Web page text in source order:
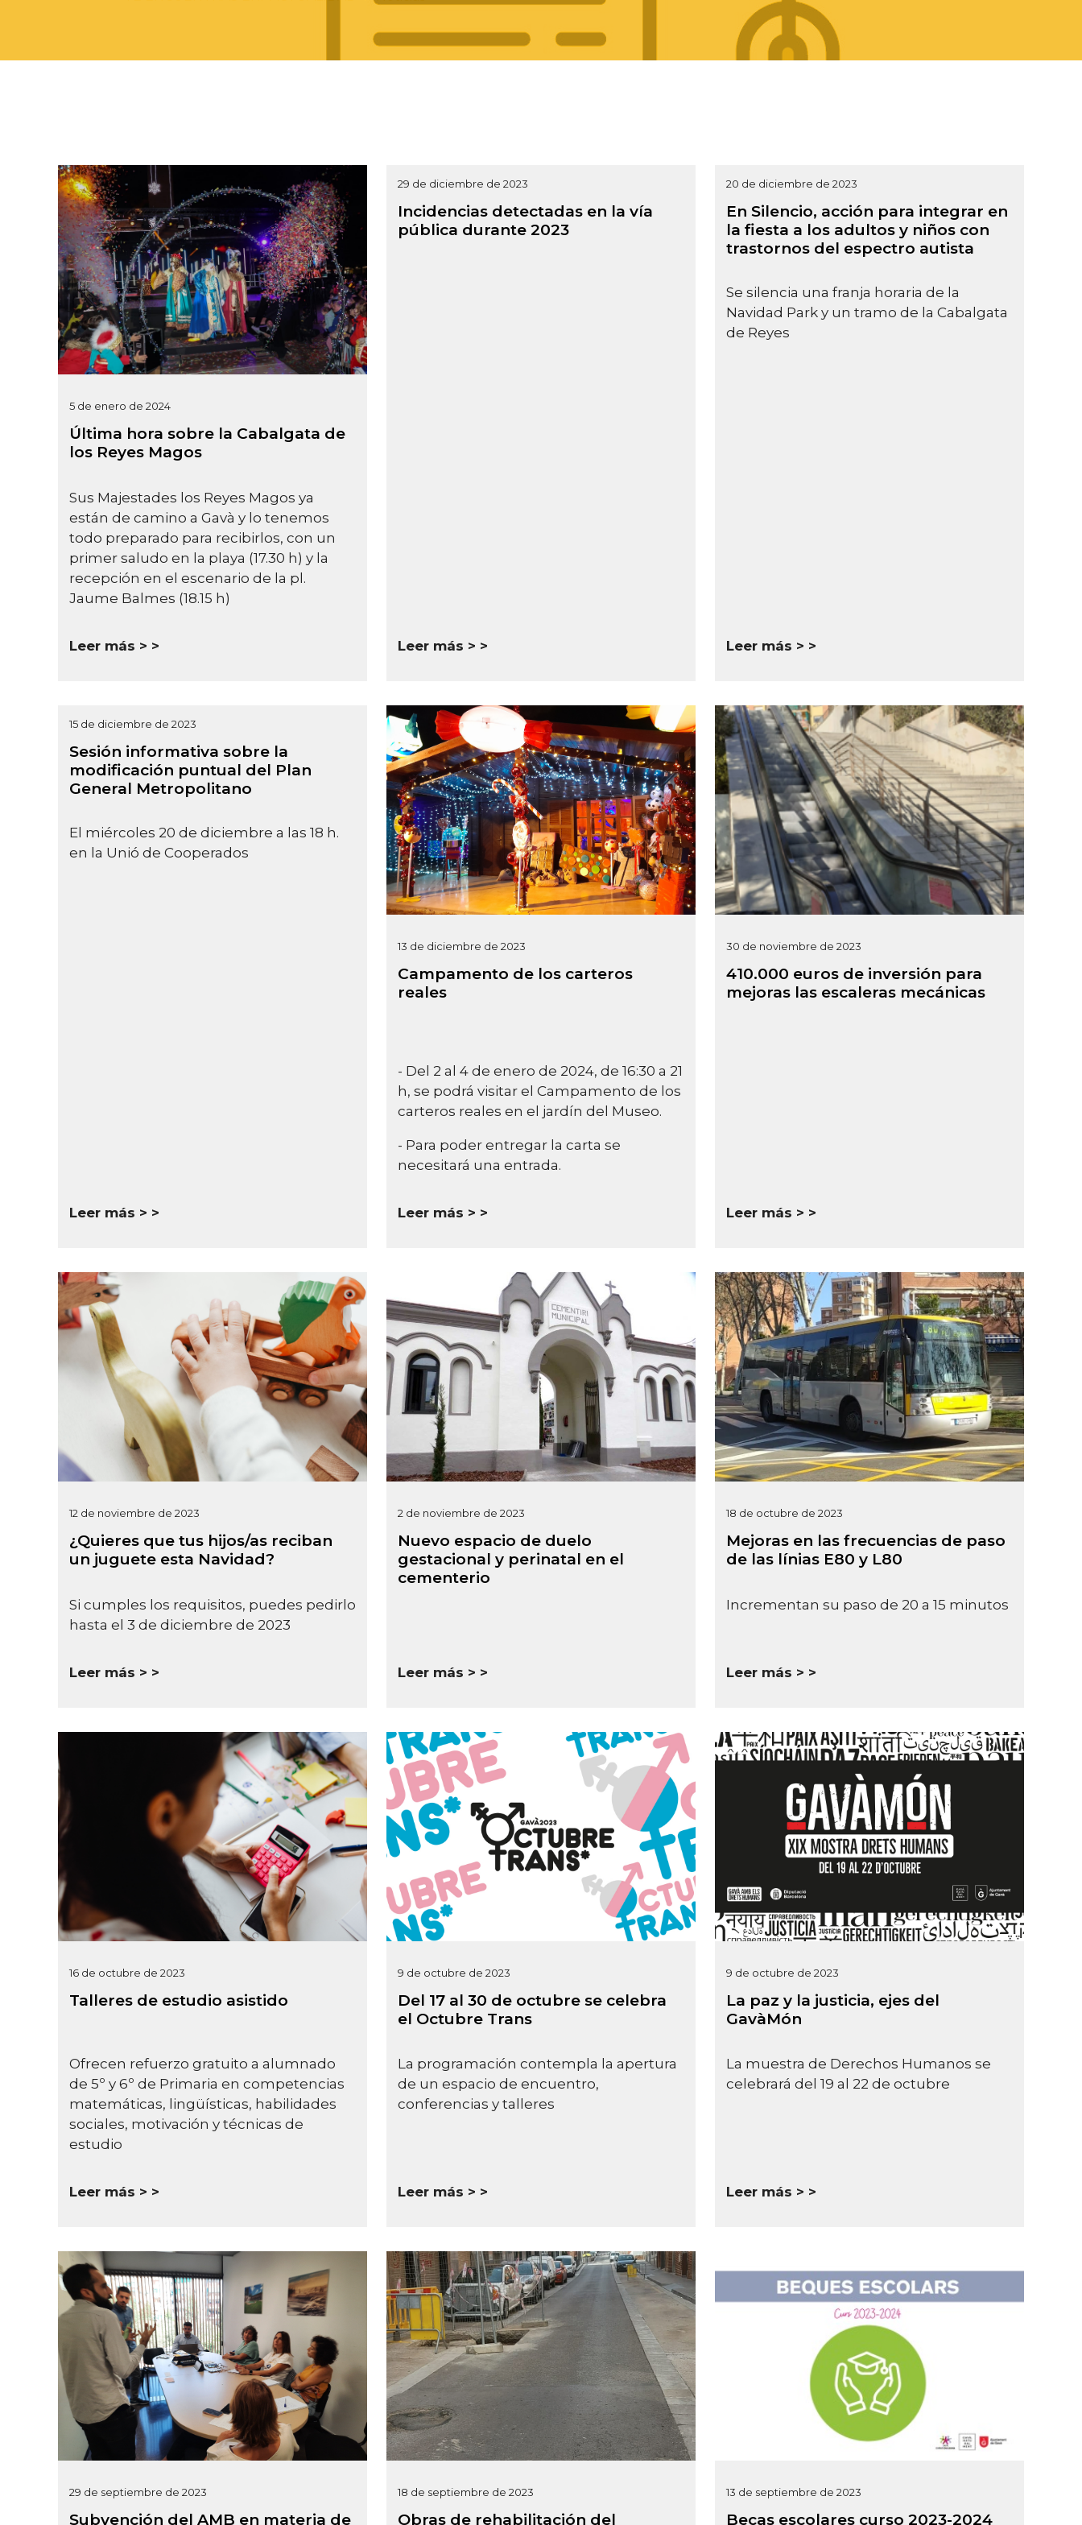
5 de enero de 2024
Última hora sobre la Cabalgata de
los Reyes Magos
Sus Majestades los Reyes Magos ya
están de camino a Gavà y lo tenemos
todo preparado para recibirlos, con un
primer saludo en la playa (17.30 h) y la
recepción en el escenario de la pl.
Jaume Balmes (18.15 h)
Leer más >
29 de diciembre de 2023
Incidencias detectadas en la vía
pública durante 2023
Leer más >
20 de diciembre de 2023
En Silencio, acción para integrar en
la fiesta a los adultos y niños con
trastornos del espectro autista
Se silencia una franja horaria de la
Navidad Park y un tramo de la Cabalgata
de Reyes
Leer más >
15 de diciembre de 2023
Sesión informativa sobre la
modificación puntual del Plan
General Metropolitano
El miércoles 20 de diciembre a las 18 h.
en la Unió de Cooperados
Leer más >
13 de diciembre de 2023
Campamento de los carteros
reales
- Del 2 al 4 de enero de 2024, de 16:30 a 21
h, se podrá visitar el Campamento de los
carteros reales en el jardín del Museo.
- Para poder entregar la carta se
necesitará una entrada.
Leer más >
30 de noviembre de 2023
410.000 euros de inversión para
mejoras las escaleras mecánicas
Leer más >
12 de noviembre de 2023
¿Quieres que tus hijos/as reciban
un juguete esta Navidad?
Si cumples los requisitos, puedes pedirlo
hasta el 3 de diciembre de 2023
Leer más >
2 de noviembre de 2023
Nuevo espacio de duelo
gestacional y perinatal en el
cementerio
Leer más >
18 de octubre de 2023
Mejoras en las frecuencias de paso
de las línias E80 y L80
Incrementan su paso de 20 a 15 minutos
Leer más >
16 de octubre de 2023
Talleres de estudio asistido
Ofrecen refuerzo gratuito a alumnado
de 5º y 6º de Primaria en competencias
matemáticas, lingüísticas, habilidades
sociales, motivación y técnicas de
estudio
Leer más >
9 de octubre de 2023
Del 17 al 30 de octubre se celebra
el Octubre Trans
La programación contempla la apertura
de un espacio de encuentro,
conferencias y talleres
Leer más >
9 de octubre de 2023
La paz y la justicia, ejes del
GavàMón
La muestra de Derechos Humanos se
celebrará del 19 al 22 de octubre
Leer más >
29 de septiembre de 2023
Subvención del AMB en materia de
18 de septiembre de 2023
Obras de rehabilitación del
13 de septiembre de 2023
Becas escolares curso 2023-2024